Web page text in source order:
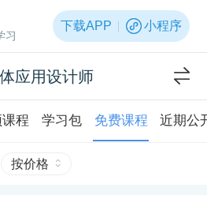
习
下载APP 小程序
应用设计师
程 学习包 免费课程 近期公
按价格